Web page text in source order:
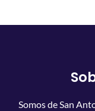
Somos de San